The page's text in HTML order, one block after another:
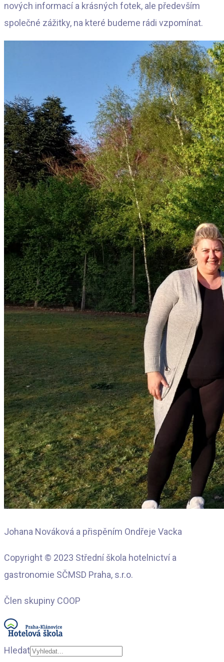
nových informací a krásných fotek, ale především
společné zážitky, na které budeme rádi vzpomínat.
Johana Nováková a přispěním Ondřeje Vacka
Copyright © 2023 Střední škola hotelnictví a
gastronomie SČMSD Praha, s.r.o.
Člen skupiny COOP
Hledat